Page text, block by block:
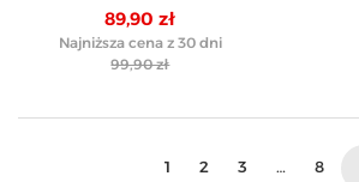
damskie eleganckie -
CZARNY
89,90 zł
Najniższa cena z 30 dni
99,90 zł
1 2 3 … 8